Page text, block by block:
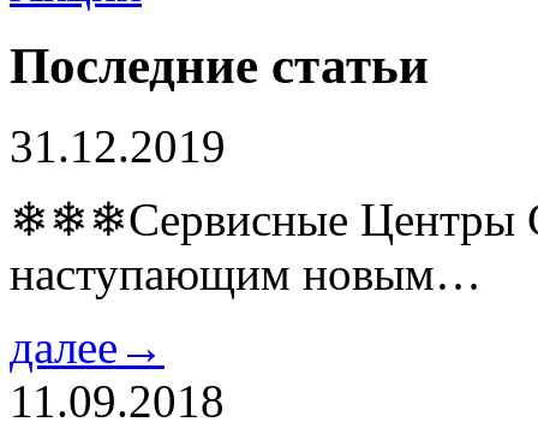
Последние статьи
31.12.2019
❄❄❄Сервисные Центры
наступающим новым…
далее→
11.09.2018